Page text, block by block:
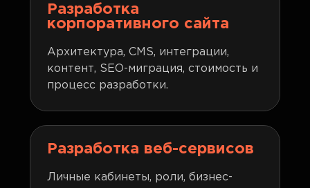
Разработка
корпоративного сайта
Архитектура, CMS, интеграции,
контент, SEO-миграция, стоимость и
процесс разработки.
Разработка веб-сервисов
Личные кабинеты, роли, бизнес-